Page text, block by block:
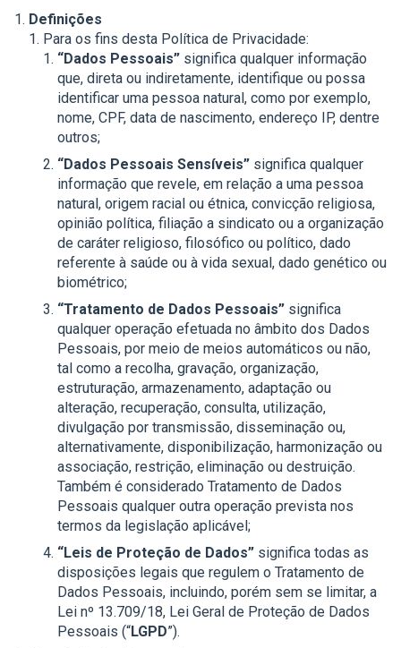
Definições
Para os fins desta Política de Privacidade:
“Dados Pessoais” significa qualquer informação
que, direta ou indiretamente, identifique ou possa
identificar uma pessoa natural, como por exemplo,
nome, CPF, data de nascimento, endereço IP, dentre
outros;
“Dados Pessoais Sensíveis” significa qualquer
informação que revele, em relação a uma pessoa
natural, origem racial ou étnica, convicção religiosa,
opinião política, filiação a sindicato ou a organização
de caráter religioso, filosófico ou político, dado
referente à saúde ou à vida sexual, dado genético ou
biométrico;
“Tratamento de Dados Pessoais” significa
qualquer operação efetuada no âmbito dos Dados
Pessoais, por meio de meios automáticos ou não,
tal como a recolha, gravação, organização,
estruturação, armazenamento, adaptação ou
alteração, recuperação, consulta, utilização,
divulgação por transmissão, disseminação ou,
alternativamente, disponibilização, harmonização ou
associação, restrição, eliminação ou destruição.
Também é considerado Tratamento de Dados
Pessoais qualquer outra operação prevista nos
termos da legislação aplicável;
“Leis de Proteção de Dados” significa todas as
disposições legais que regulem o Tratamento de
Dados Pessoais, incluindo, porém sem se limitar, a
Lei nº 13.709/18, Lei Geral de Proteção de Dados
Pessoais (“LGPD”).